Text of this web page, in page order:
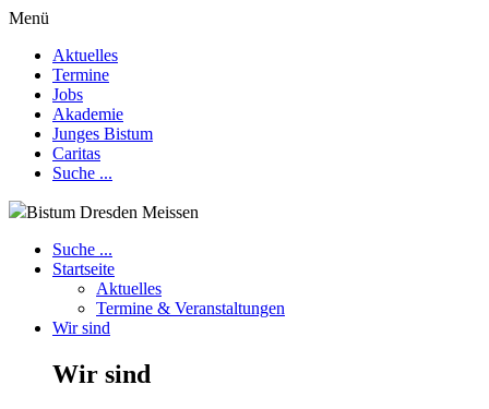
Menü
Aktuelles
Termine
Jobs
Akademie
Junges Bistum
Caritas
Suche ...
Bistum Dresden Meissen
Suche ...
Startseite
Aktuelles
Termine & Veranstaltungen
Wir sind
Wir sind